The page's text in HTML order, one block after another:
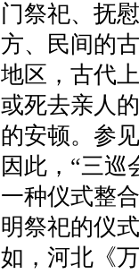
门祭祀、抚
方、民间的
地区，古代
或死去亲人
的安顿。参
因此，“三巡
一种仪式整
明祭祀的仪
如，河北《